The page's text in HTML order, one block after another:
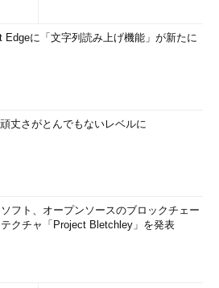
Edgeに「文字列読み上げ機能」が新たに
丈さがとんでもないレベルに
フト、オープンソースのブロックチェー
クチャ「Project Bletchley」を発表